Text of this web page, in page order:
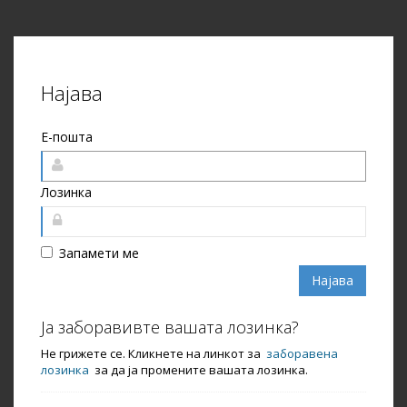
Најава
Е-пошта
Лозинка
Запамeти ме
Ја заборавивте вашата лозинка?
Не грижете се. Кликнете на линкот за заборавена
лозинка за да ја промените вашата лозинка.